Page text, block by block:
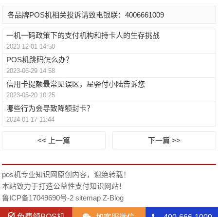
各品牌POS机相关投诉请致电银联：4006661009
一机一码政策下的支付机构和持卡人的生存挑战
2023-12-01 14:50
POS机跳码怎么办？
2023-06-29 14:58
信用卡提额最常见误区，星驿付小陆告诉您
2023-05-20 10:25
哪些行为会导致降额封卡？
2024-01-17 11:44
<< 上一篇 下一篇 >>
pos机专业知识网原创内容，谢绝转载！
本站致力于打造公益性支付知识网站！
鲁ICP备17049690号-2 sitemap Z-Blog